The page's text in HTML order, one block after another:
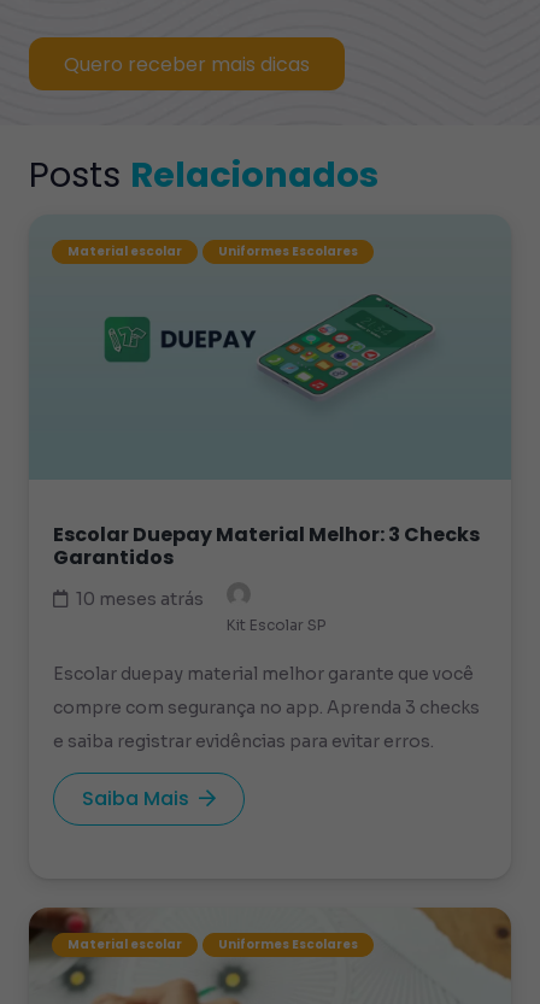
Quero receber mais dicas
Posts Relacionados
Material escolar Uniformes Escolares
Escolar Duepay Material Melhor: 3 Checks
Garantidos
10 meses atrás
Kit Escolar SP
Escolar duepay material melhor garante que você
compre com segurança no app. Aprenda 3 checks
e saiba registrar evidências para evitar erros.
Saiba Mais
Material escolar Uniformes Escolares